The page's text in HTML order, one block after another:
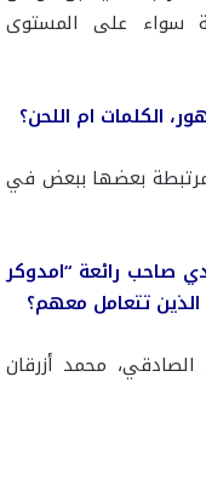
سواء على المستوى
الكلمات ام اللحن؟
مرتبطة بعضها ببعض في
صاحب رائعة “امدوكر
تتعامل معهم؟
محمد أزرقان